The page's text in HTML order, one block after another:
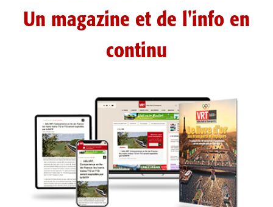
Un magazine et de l'info en
continu